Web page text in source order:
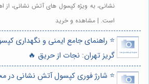
نشانی، به ویژه کپسول های آتش نشانی، از
است. | مشاهده و خرید
⭐️ راهنمای جامع ایمنی و نگهداری
گریز تهران: نجات از حریق 🔥
⭐️ شارژ فوری کپسول آتش نشانی در